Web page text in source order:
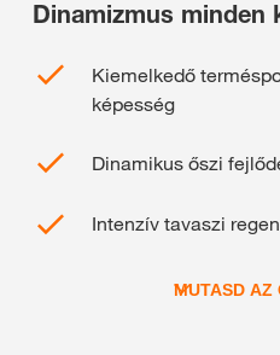
Dinamizmus minden
Kiemelkedő
képesség
Dinamikus őszi
Intenzív tavaszi
MUTASD AZ